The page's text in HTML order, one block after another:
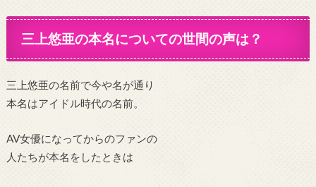
三上悠亜の本名についての世間の声は？
三上悠亜の名前で今や名が通り
本名はアイドル時代の名前。
AV女優になってからのファンの
人たちが本名をしたときは